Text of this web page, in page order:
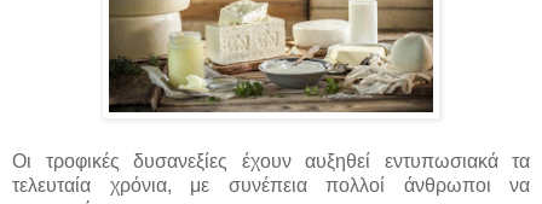
Οι τροφικές δυσανεξίες έχουν αυξηθεί εντυπωσιακά τα
τελευταία χρόνια, με συνέπεια πολλοί άνθρωποι να